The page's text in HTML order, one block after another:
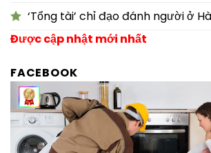
‘Tổng tài’ chỉ đạo đánh người ở
Được cập nhật mới nhất
FACEBOOK